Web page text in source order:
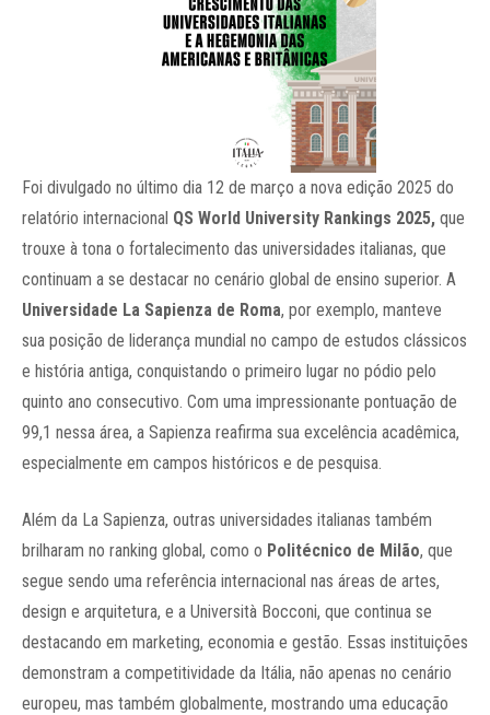
Foi divulgado no último dia 12 de março a nova edição 2025 do
relatório internacional QS World University Rankings 2025, que
trouxe à tona o fortalecimento das universidades italianas, que
continuam a se destacar no cenário global de ensino superior. A
Universidade La Sapienza de Roma, por exemplo, manteve
sua posição de liderança mundial no campo de estudos clássicos
e história antiga, conquistando o primeiro lugar no pódio pelo
quinto ano consecutivo. Com uma impressionante pontuação de
99,1 nessa área, a Sapienza reafirma sua excelência acadêmica,
especialmente em campos históricos e de pesquisa.
Além da La Sapienza, outras universidades italianas também
brilharam no ranking global, como o Politécnico de Milão, que
segue sendo uma referência internacional nas áreas de artes,
design e arquitetura, e a Università Bocconi, que continua se
destacando em marketing, economia e gestão. Essas instituições
demonstram a competitividade da Itália, não apenas no cenário
europeu, mas também globalmente, mostrando uma educação